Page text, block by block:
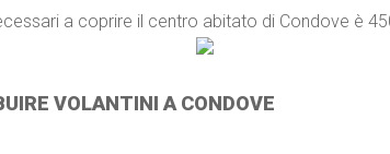
a coprire il centro abitato di Condove è
VOLANTINI A CONDOVE